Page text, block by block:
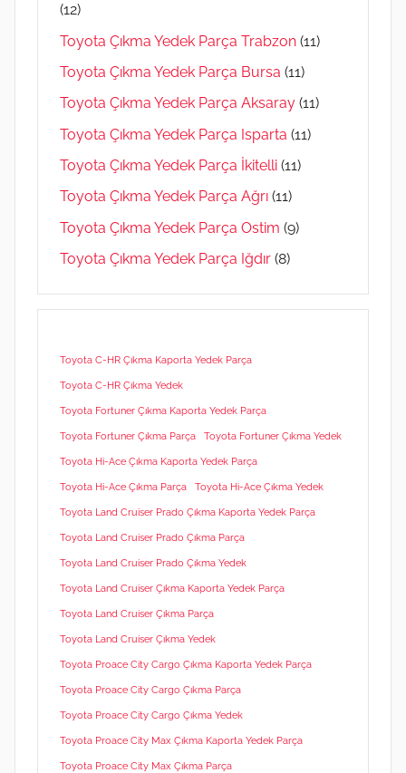
(12)
Toyota Çıkma Yedek Parça Trabzon (11)
Toyota Çıkma Yedek Parça Bursa (11)
Toyota Çıkma Yedek Parça Aksaray (11)
Toyota Çıkma Yedek Parça Isparta (11)
Toyota Çıkma Yedek Parça İkitelli (11)
Toyota Çıkma Yedek Parça Ağrı (11)
Toyota Çıkma Yedek Parça Ostim (9)
Toyota Çıkma Yedek Parça Iğdır (8)
Toyota C-HR Çıkma Kaporta Yedek Parça
Toyota C-HR Çıkma Yedek
Toyota Fortuner Çıkma Kaporta Yedek Parça
Toyota Fortuner Çıkma Parça Toyota Fortuner Çıkma Yedek
Toyota Hi-Ace Çıkma Kaporta Yedek Parça
Toyota Hi-Ace Çıkma Parça Toyota Hi-Ace Çıkma Yedek
Toyota Land Cruiser Prado Çıkma Kaporta Yedek Parça
Toyota Land Cruiser Prado Çıkma Parça
Toyota Land Cruiser Prado Çıkma Yedek
Toyota Land Cruiser Çıkma Kaporta Yedek Parça
Toyota Land Cruiser Çıkma Parça
Toyota Land Cruiser Çıkma Yedek
Toyota Proace City Cargo Çıkma Kaporta Yedek Parça
Toyota Proace City Cargo Çıkma Parça
Toyota Proace City Cargo Çıkma Yedek
Toyota Proace City Max Çıkma Kaporta Yedek Parça
Toyota Proace City Max Çıkma Parça